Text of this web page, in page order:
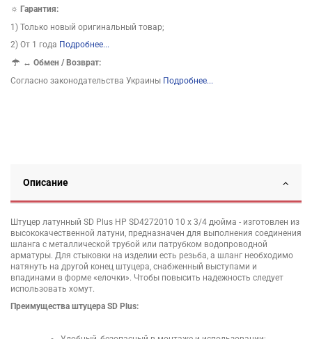
☼ Гарантия:
1) Только новый оригинальный товар;
2) От 1 года Подробнее...
↔Обмен / Возврат:
Согласно законодательства Украины Подробнее...
Описание
Штуцер латунный SD Plus НР SD4272010 10 х 3/4 дюйма - изготовлен из
высококачественной латуни, предназначен для выполнения соединения
шланга с металлической трубой или патрубком водопроводной
арматуры. Для стыковки на изделии есть резьба, а шланг необходимо
натянуть на другой конец штуцера, снабженный выступами и
впадинами в форме «елочки». Чтобы повысить надежность следует
использовать хомут.
Преимущества штуцера SD Plus: